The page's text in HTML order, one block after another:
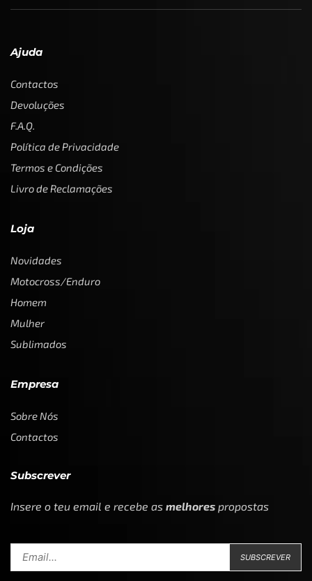
Ajuda
Contactos
Devoluções
F.A.Q.
Política de Privacidade
Termos e Condições
Livro de Reclamações
Loja
Novidades
Motocross/Enduro
Homem
Mulher
Sublimados
Empresa
Sobre Nós
Contactos
Subscrever
Insere o teu email e recebe as melhores propostas